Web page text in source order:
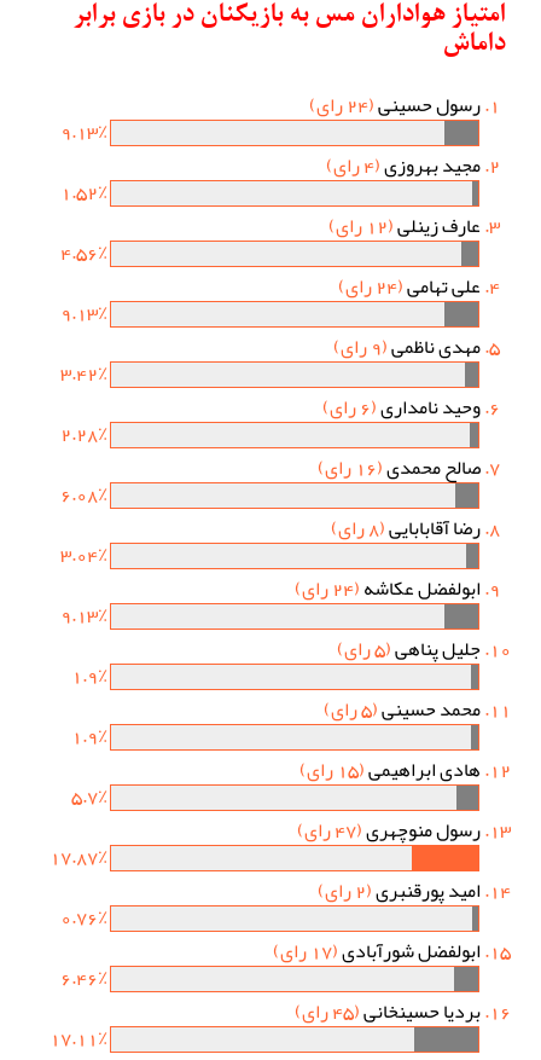
امتیاز هواداران مس به بازیکنان در بازی برابر
داماش
رسول حسینی(24 رای)
9.13٪
مجید بهروزی(4 رای)
1.52٪
عارف زینلی(12 رای)
4.56٪
علی تهامی(24 رای)
9.13٪
مهدی ناظمی(9 رای)
3.42٪
وحید نامداری(6 رای)
2.28٪
صالح محمدی(16 رای)
6.08٪
رضا آقابابایی(8 رای)
3.04٪
ابولفضل عکاشه(24 رای)
9.13٪
جلیل پناهی(5 رای)
1.9٪
محمد حسینی(5 رای)
1.9٪
هادی ابراهیمی(15 رای)
5.7٪
رسول منوچهری(47 رای)
17.87٪
امید پورقنبری(2 رای)
0.76٪
ابولفضل شورآبادی(17 رای)
6.46٪
بردیا حسینخانی(45 رای)
17.11٪